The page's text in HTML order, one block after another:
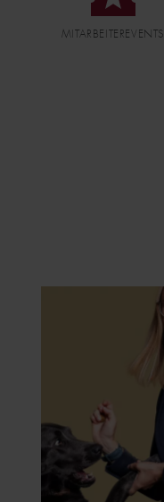
MITARBEITEREVENTS